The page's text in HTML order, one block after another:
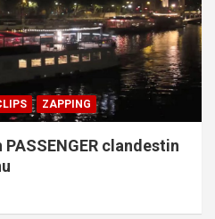
ZAPPING
PASSENGER clandestin